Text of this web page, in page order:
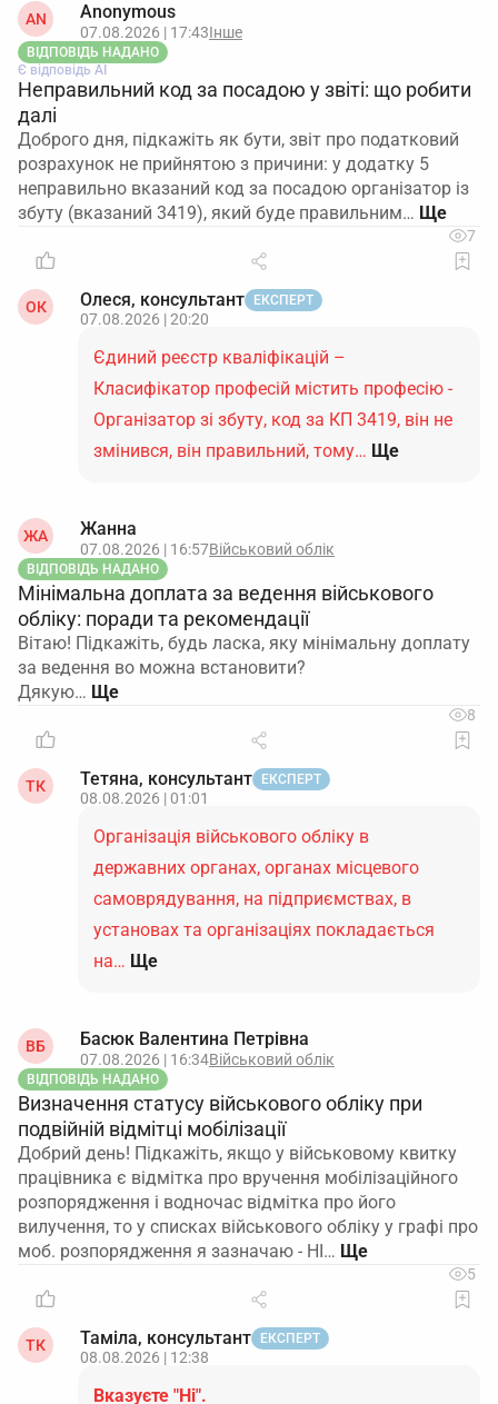
AN Anonymous
07.08.2026 | 17:43Інше
ВІДПОВІДЬ НАДАНО
Є відповідь АІ
Неправильний код за посадою у звіті: що робити
далі
Доброго дня, підкажіть як бути, звіт про податковий
розрахунок не прийнятою з причини: у додатку 5
неправильно вказаний код за посадою організатор із
збуту (вказаний 3419), який буде правильним…
7
ОК Олеся, консультант ЕКСПЕРТ
07.08.2026 | 20:20
Єдиний реєстр кваліфікацій –
Класифікатор професій містить професію -
Організатор зі збуту, код за КП 3419, він не
змінився, він правильний, тому… Ще
ЖА Жанна
07.08.2026 | 16:57Військовий облік
ВІДПОВІДЬ НАДАНО
Мінімальна доплата за ведення військового
обліку: поради та рекомендації
Вітаю! Підкажіть, будь ласка, яку мінімальну доплату
за ведення во можна встановити?
Дякую…
8
ТК Тетяна, консультант ЕКСПЕРТ
08.08.2026 | 01:01
Організація військового обліку в
державних органах, органах місцевого
самоврядування, на підприємствах, в
установах та організаціях покладається
на… Ще
ВБ Басюк Валентина Петрівна
07.08.2026 | 16:34Військовий облік
ВІДПОВІДЬ НАДАНО
Визначення статусу військового обліку при
подвійній відмітці мобілізації
Добрий день! Підкажіть, якщо у військовому квитку
працівника є відмітка про вручення мобілізаційного
розпорядження і водночас відмітка про його
вилучення, то у списках військового обліку у графі про
моб. розпорядження я зазначаю - НІ…
5
ТК Таміла, консультант ЕКСПЕРТ
08.08.2026 | 12:38
Вказуєте "Ні".